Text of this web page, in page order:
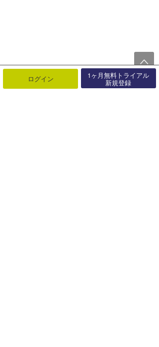
ログイン 1ヶ月無料トライアル
新規登録